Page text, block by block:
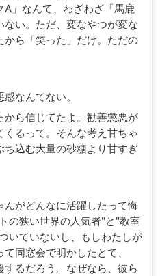
」なんて、わざわざ「馬鹿
い。ただ、変なやつが変な
から「笑った」だけ。ただの
なんてない。
ら信じてたよ。勧善懲悪が
るって。そんな考え甘ちゃ
ち込む大量の砂糖より甘すぎ
がどんなに活躍したって悔
の狭い世界の人気者"と"教室
いていないし、もしわたしが
同窓会で明かしたとて、
するだろう。なぜなら、彼ら